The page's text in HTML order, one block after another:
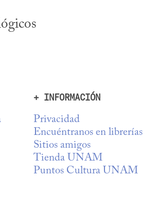
+ INFORMACIÓN
Privacidad
Encuéntranos en librerías
Sitios amigos
Tienda UNAM
Puntos Cultura UNAM